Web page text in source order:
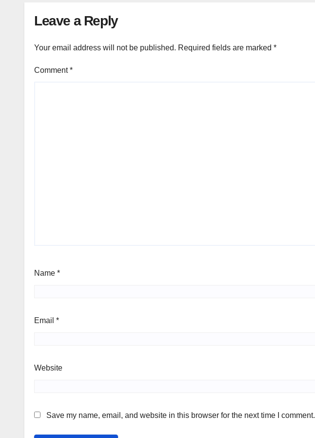
Leave a Reply
Your email address will not be published. Required fields are marked *
Comment*
Name *
Email *
Website
Save my name, email, and website in this browser for the next time I comment.